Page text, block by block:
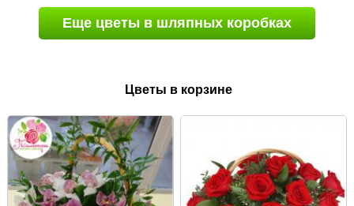
Еще цветы в шляпных коробках
Цветы в корзине